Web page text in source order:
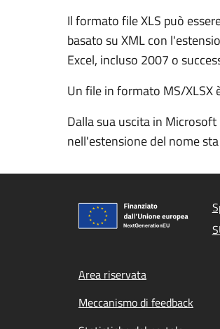
Il formato file XLS può
basato su XML con
Excel, incluso 2007 o
Un file in formato MS/XLSX
Dalla sua uscita in
nell'estensione del nome
Footer menu
Area riservata
Meccanismo di feedback